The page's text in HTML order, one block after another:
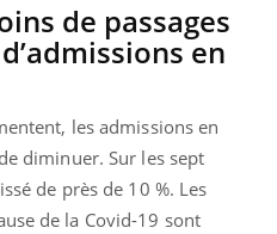
de passages
en
les admissions en
diminuer. Sur les sept
de près de 10 %. Les
de la Covid-19 sont